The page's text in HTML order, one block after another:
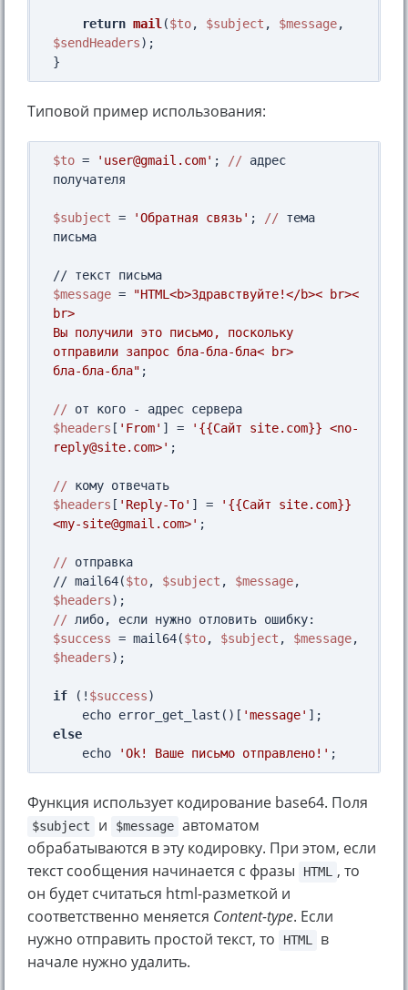
return mail ($to, $subject , $message
$sendHeaders);
Типовой пример использования:
$to = 'user@gmail.com' ; // адрес
получателя
$subject = 'Обратная связь' ; // тема
письма
$message =
"HTML<b>Здравствуйте!</b>< br><
br>
Вы получили это письмо, поскольку
отправили запрос бла-бла-бла< br>
бла-бла-бла" ;
//
$headers [ 'From' ] =
'{{Сайт site.com}} <no-
reply@site.com>' ;
//
$headers [ 'Reply-To' ] =
'{{Сайт site.com}}
<my-site@gmail.com>' ;
// отправка
// mail64($to, $subject , $message
$headers
//
$success = mail64($to, $subject , $message
$headers);
if (! $success)
    echo error_get_last()[
'message'
else
    echo
'Ok! Ваше письмо отправлено!'
Функция использует кодирование base64. Поля
$subject и $message автоматом
обрабатываются в эту кодировку. При этом, если
текст сообщения начинается с фразы
HTML
, то
он будет считаться html-разметкой и
соответственно меняется Content-type. Если
нужно отправить простой текст, то
HTML
в
начале нужно удалить.